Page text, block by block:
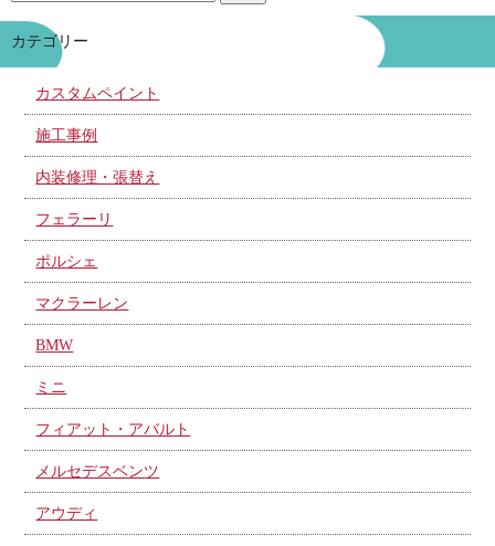
カテゴリー
カスタムペイント
施工事例
内装修理・張替え
フェラーリ
ポルシェ
マクラーレン
BMW
ミニ
フィアット・アバルト
メルセデスベンツ
アウディ